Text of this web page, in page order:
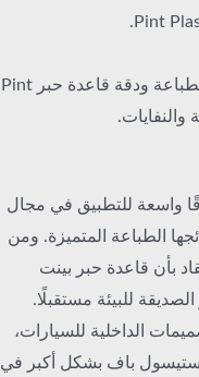
دمج تقنيات الطباعة الذكية لتحسين كفاءة الطباعة ودقة قاعدة حبر Pint
واسعة للتطبيق في مجال
الطباعة المتميزة. ومن
بأن قاعدة حبر بينت
للبيئة مستقبلًا.
الداخلية للسيارات،
باف بشكل أكبر في